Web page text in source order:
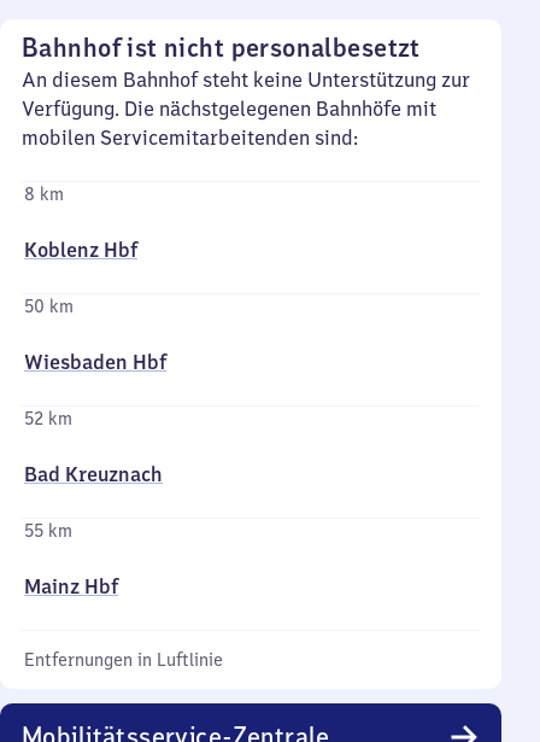
Bahnhof ist nicht personalbesetzt
An diesem Bahnhof steht keine Unterstützung zur
Verfügung. Die nächstgelegenen Bahnhöfe mit
mobilen Servicemitarbeitenden sind:
8 km
Koblenz Hbf
50 km
Wiesbaden Hbf
52 km
Bad Kreuznach
55 km
Mainz Hbf
Entfernungen in Luftlinie